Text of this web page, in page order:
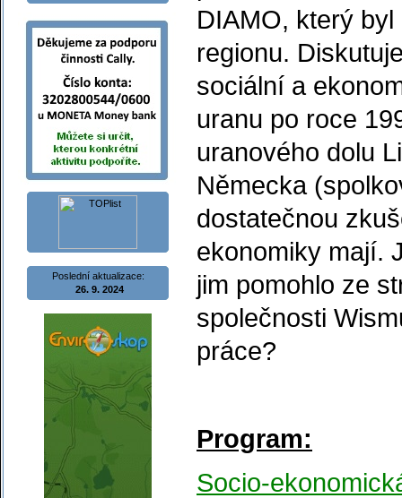
Poslední aktualizace:
26. 9. 2024
DIAMO, který
regionu.
sociální a
uranu po roce
uranového dolu
Německa
dostatečnou
ekonomiky mají.
jim pomohlo ze
společnosti
práce?
Program:
Socio-